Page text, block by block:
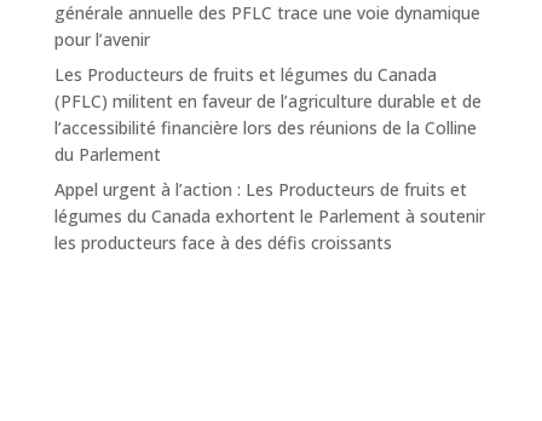
générale annuelle des PFLC trace une voie dynamique
pour l’avenir
Les Producteurs de fruits et légumes du Canada
(PFLC) militent en faveur de l’agriculture durable et de
l’accessibilité financière lors des réunions de la Colline
du Parlement
Appel urgent à l’action : Les Producteurs de fruits et
légumes du Canada exhortent le Parlement à soutenir
les producteurs face à des défis croissants